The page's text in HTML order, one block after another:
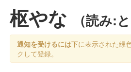
枢やな （読み:
通知を受けるには下に表示された緑
クして登録。